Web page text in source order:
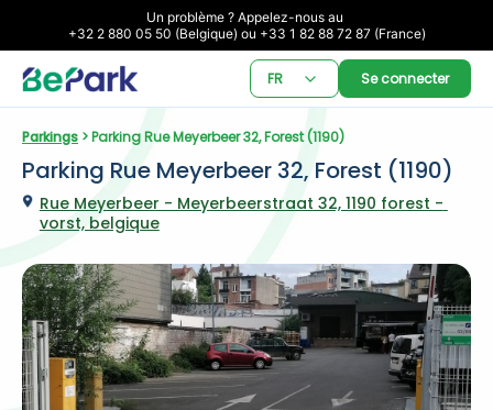
Un problème ? Appelez-nous au
+32 2 880 05 50 (Belgique) ou +33 1 82 88 72 87 (France)
FR Se connecter
Parkings > Parking Rue Meyerbeer 32, Forest (1190)
Parking Rue Meyerbeer 32, Forest (1190)
Rue Meyerbeer - Meyerbeerstraat 32, 1190 forest -
vorst, belgique